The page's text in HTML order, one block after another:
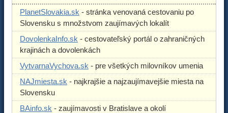
PlanetSlovakia.sk - stránka venovaná cestovaniu po
Slovensku s množstvom zaujímavých lokalít
DovolenkaInfo.sk - cestovateľský portál o zahraničných
krajinách a dovolenkách
VytvarnaVychova.sk - pre všetkých milovníkov umenia
NAJmiesta.sk - najkrajšie a najzaujímavejšie miesta na
Slovensku
BAinfo.sk - zaujímavosti v Bratislave a okolí